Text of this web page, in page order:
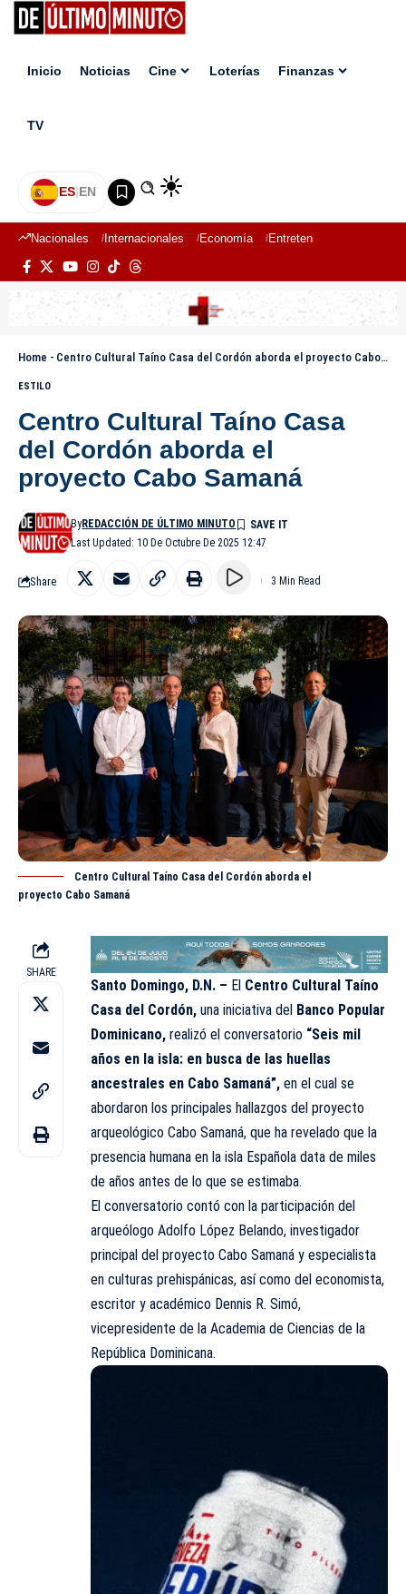
Inicio Noticias Cine Loterías Finanzas
TV
ES|EN
Nacionales Internacionales Economía Entretenimiento
Home - Centro Cultural Taíno Casa del Cordón aborda el proyecto Cabo Samaná
ESTILO
Centro Cultural Taíno Casa
del Cordón aborda el
proyecto Cabo Samaná
Last Updated: 10 De Octubre De 2025 12:47
ByREDACCIÓN DE ÚLTIMO MINUTO
Share 3 Min Read
Centro Cultural Taíno Casa del Cordón aborda el
proyecto Cabo Samaná
SHARE
Santo Domingo, D.N. – El Centro Cultural Taíno
Casa del Cordón, una iniciativa del Banco Popular
Dominicano, realizó el conversatorio “Seis mil
años en la isla: en busca de las huellas
ancestrales en Cabo Samaná”, en el cual se
abordaron los principales hallazgos del proyecto
arqueológico Cabo Samaná, que ha revelado que la
presencia humana en la isla Española data de miles
de años antes de lo que se estimaba.
El conversatorio contó con la participación del
arqueólogo Adolfo López Belando, investigador
principal del proyecto Cabo Samaná y especialista
en culturas prehispánicas, así como del economista,
escritor y académico Dennis R. Simó,
vicepresidente de la Academia de Ciencias de la
República Dominicana.